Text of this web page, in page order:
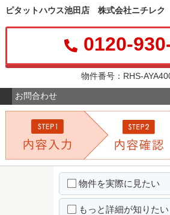
ピタットハウス池田店 株式会社ニチレク
0120-
物件番号：RHS-
お問合わせ
物件を実際に見たい
もっと詳細が知りたい